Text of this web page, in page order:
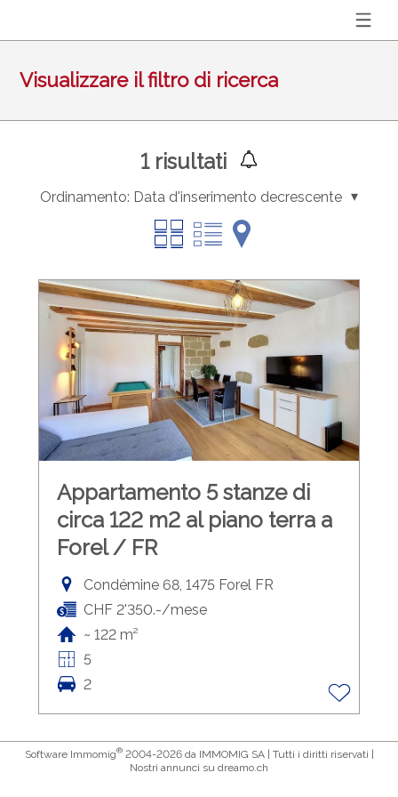
Visualizzare il filtro di ricerca
1risultati
Ordinamento: Data d'inserimento decrescente
Appartamento 5 stanze di
circa 122 m2 al piano terra a
Forel / FR
Condémine 68, 1475 Forel FR
CHF 2'350.-/mese
~ 122 m²
5
2
Software Immomig®2004-2026 da IMMOMIG SA | Tutti i diritti riservati |
Nostri annunci su dreamo.ch